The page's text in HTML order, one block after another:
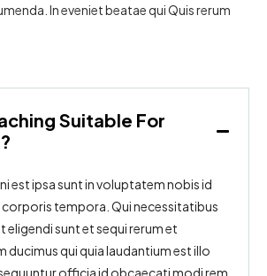
In eveniet beatae qui Quis rerum
Suitable For
est ipsa sunt in voluptatem nobis id
corporis tempora. Qui necessitatibus
eligendi sunt et sequi rerum et
ducimus qui quia laudantium est illo
officia id obcaecati modi rem